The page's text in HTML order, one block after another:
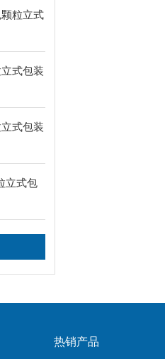
粒立式
式包装
式包装
立式包
热销产品